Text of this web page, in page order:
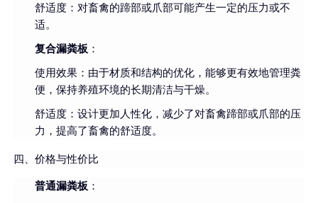
舒适度：对畜禽的蹄部或爪部可能产生一定的压力或不
适。
复合漏粪板：
使用效果：由于材质和结构的优化，能够更有效地管理粪
便，保持养殖环境的长期清洁与干燥。
舒适度：设计更加人性化，减少了对畜禽蹄部或爪部的压
力，提高了畜禽的舒适度。
四、价格与性价比
普通漏粪板：